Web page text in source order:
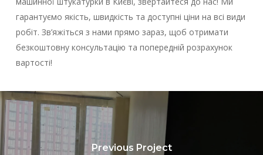
гарантуємо якість, швидкість та доступні ціни на всі види
робіт. Зв’яжіться з нами прямо зараз, щоб отримати
безкоштовну консультацію та попередній розрахунок
вартості!
Previous Project